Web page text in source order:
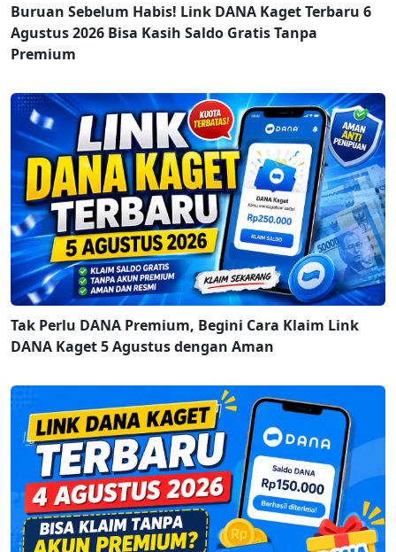
Buruan Sebelum Habis! Link DANA Kaget Terbaru 6
Agustus 2026 Bisa Kasih Saldo Gratis Tanpa
Premium
Tak Perlu DANA Premium, Begini Cara Klaim Link
DANA Kaget 5 Agustus dengan Aman